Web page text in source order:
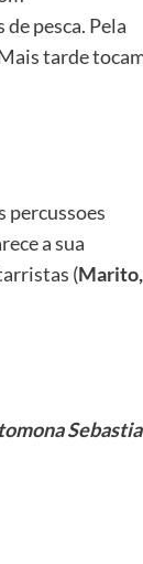
pesca. Pela
tarde
percussoes
a sua
(Marito,